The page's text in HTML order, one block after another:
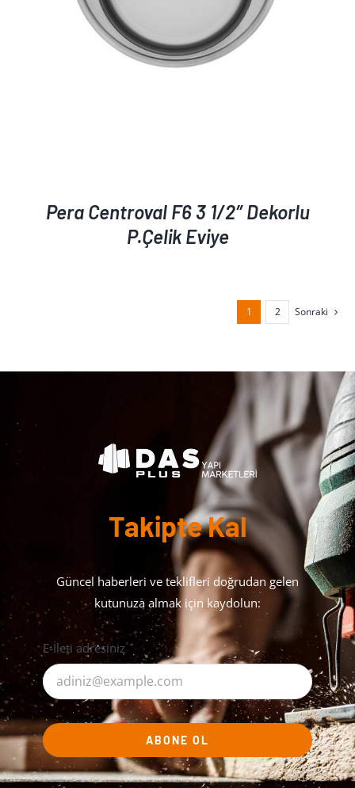
Pera Centroval F6 3 1/2″ Dekorlu
P.Çelik Eviye
1 2 Sonraki
Takipte Kal
Güncel haberleri ve teklifleri doğrudan gelen
kutunuza almak için kaydolun:
E-İleti adresiniz
ABONE OL